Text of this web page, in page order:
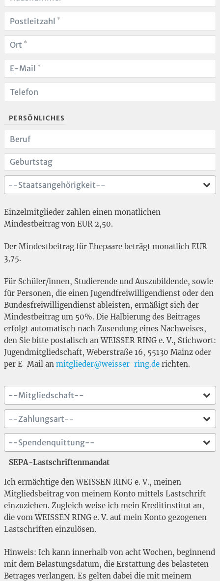
Postleitzahl *
Ort *
E-Mail *
Telefon
PERSÖNLICHES
Beruf
Geburtstag
--Staatsangehörigkeit--
Einzelmitglieder zahlen einen monatlichen
Mindestbeitrag von EUR 2,50.
Der Mindestbeitrag für Ehepaare beträgt monatlich EUR
3,75.
Für Schüler/innen, Studierende und Auszubildende, sowie
für Personen, die einen Jugendfreiwilligendienst oder den
Bundesfreiwilligendienst ableisten, ermäßigt sich der
Mindestbeitrag um 50%. Die Halbierung des Beitrages
erfolgt automatisch nach Zusendung eines Nachweises,
den Sie bitte postalisch an WEISSER RING e. V., Stichwort:
Jugendmitgliedschaft, Weberstraße 16, 55130 Mainz oder
per E-Mail an mitglieder@weisser-ring.de richten.
--Mitgliedschaft--
--Zahlungsart--
--Spendenquittung--
SEPA-Lastschriftenmandat
Ich ermächtige den WEISSEN RING e. V., meinen
Mitgliedsbeitrag von meinem Konto mittels Lastschrift
einzuziehen. Zugleich weise ich mein Kreditinstitut an,
die vom WEISSEN RING e. V. auf mein Konto gezogenen
Lastschriften einzulösen.
Hinweis: Ich kann innerhalb von acht Wochen, beginnend
mit dem Belastungsdatum, die Erstattung des belasteten
Betrages verlangen. Es gelten dabei die mit meinem